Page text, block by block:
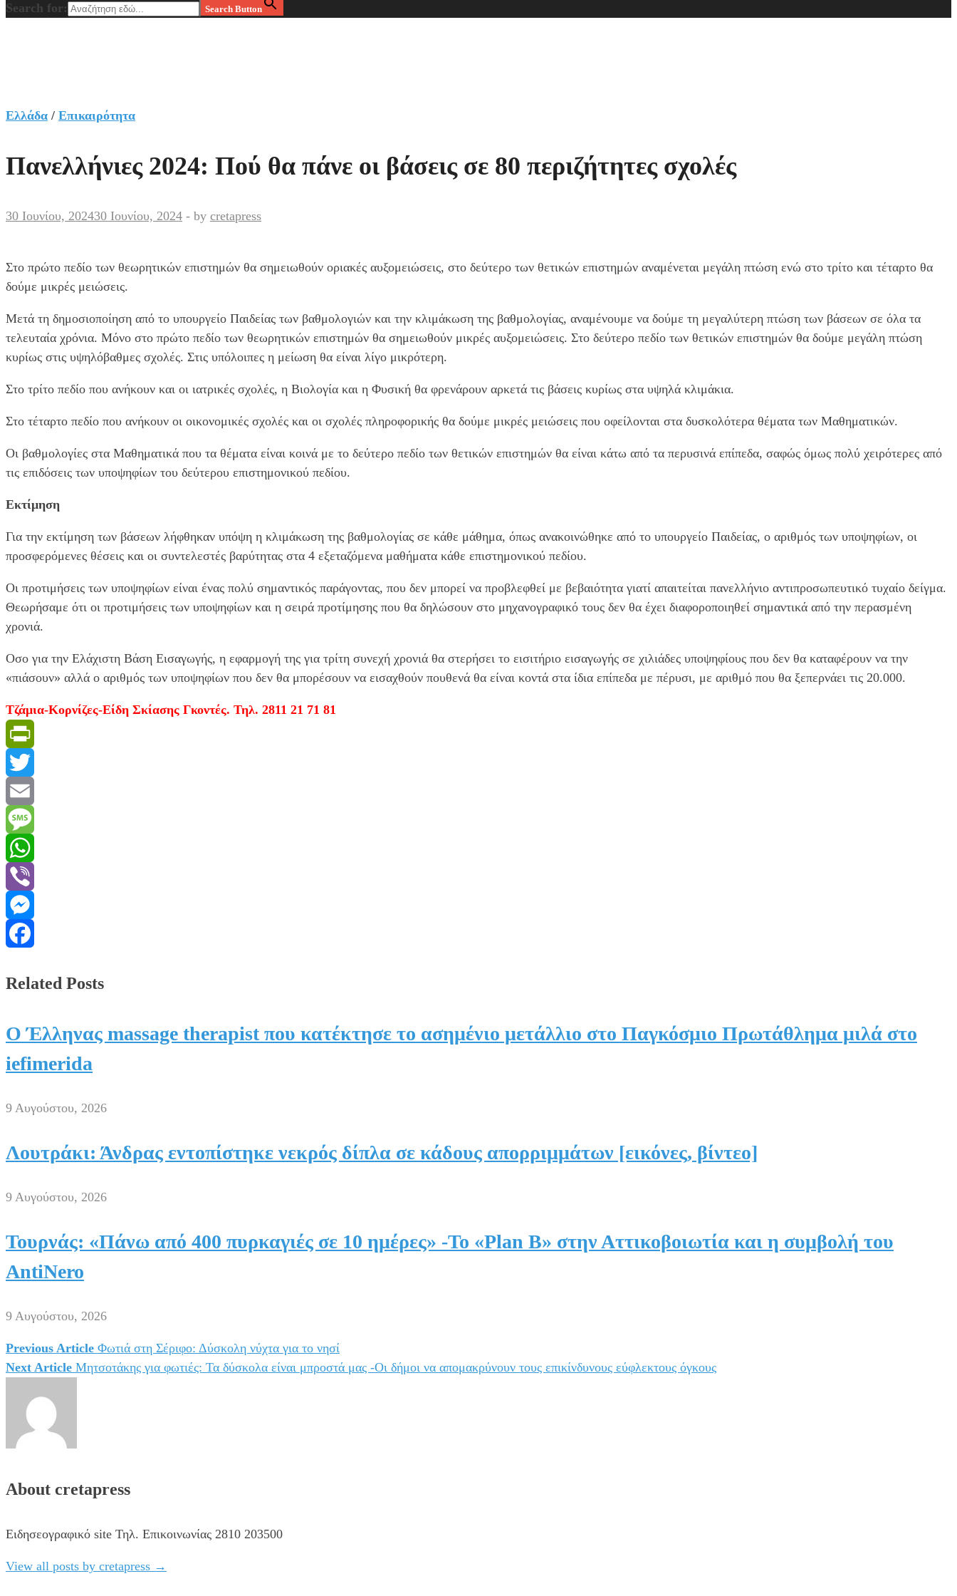
Search for: Search Button
Ελλάδα / Επικαιρότητα
Πανελλήνιες 2024: Πού θα πάνε οι βάσεις σε 80 περιζήτητες σχολές
30 Ιουνίου, 202430 Ιουνίου, 2024 - by cretapress
Στο πρώτο πεδίο των θεωρητικών επιστημών θα σημειωθούν οριακές αυξομειώσεις, στο δεύτερο των θετικών επιστημών αναμένεται μεγάλη πτώση ενώ στο τρίτο και τέταρτο θα
δούμε μικρές μειώσεις.
Μετά τη δημοσιοποίηση από το υπουργείο Παιδείας των βαθμολογιών και την κλιμάκωση της βαθμολογίας, αναμένουμε να δούμε τη μεγαλύτερη πτώση των βάσεων σε όλα τα
τελευταία χρόνια. Μόνο στο πρώτο πεδίο των θεωρητικών επιστημών θα σημειωθούν μικρές αυξομειώσεις. Στο δεύτερο πεδίο των θετικών επιστημών θα δούμε μεγάλη πτώση
κυρίως στις υψηλόβαθμες σχολές. Στις υπόλοιπες η μείωση θα είναι λίγο μικρότερη.
Στο τρίτο πεδίο που ανήκουν και οι ιατρικές σχολές, η Βιολογία και η Φυσική θα φρενάρουν αρκετά τις βάσεις κυρίως στα υψηλά κλιμάκια.
Στο τέταρτο πεδίο που ανήκουν οι οικονομικές σχολές και οι σχολές πληροφορικής θα δούμε μικρές μειώσεις που οφείλονται στα δυσκολότερα θέματα των Μαθηματικών.
Οι βαθμολογίες στα Μαθηματικά που τα θέματα είναι κοινά με το δεύτερο πεδίο των θετικών επιστημών θα είναι κάτω από τα περυσινά επίπεδα, σαφώς όμως πολύ χειρότερες από
τις επιδόσεις των υποψηφίων του δεύτερου επιστημονικού πεδίου.
Εκτίμηση
Για την εκτίμηση των βάσεων λήφθηκαν υπόψη η κλιμάκωση της βαθμολογίας σε κάθε μάθημα, όπως ανακοινώθηκε από το υπουργείο Παιδείας, ο αριθμός των υποψηφίων, οι
προσφερόμενες θέσεις και οι συντελεστές βαρύτητας στα 4 εξεταζόμενα μαθήματα κάθε επιστημονικού πεδίου.
Οι προτιμήσεις των υποψηφίων είναι ένας πολύ σημαντικός παράγοντας, που δεν μπορεί να προβλεφθεί με βεβαιότητα γιατί απαιτείται πανελλήνιο αντιπροσωπευτικό τυχαίο δείγμα.
Θεωρήσαμε ότι οι προτιμήσεις των υποψηφίων και η σειρά προτίμησης που θα δηλώσουν στο μηχανογραφικό τους δεν θα έχει διαφοροποιηθεί σημαντικά από την περασμένη
χρονιά.
Οσο για την Ελάχιστη Βάση Εισαγωγής, η εφαρμογή της για τρίτη συνεχή χρονιά θα στερήσει το εισιτήριο εισαγωγής σε χιλιάδες υποψηφίους που δεν θα καταφέρουν να την
«πιάσουν» αλλά ο αριθμός των υποψηφίων που δεν θα μπορέσουν να εισαχθούν πουθενά θα είναι κοντά στα ίδια επίπεδα με πέρυσι, με αριθμό που θα ξεπερνάει τις 20.000.
Τζάμια-Κορνίζες-Είδη Σκίασης Γκοντές. Τηλ. 2811 21 71 81
PrintFriendly
Twitter
Email
Message
WhatsApp
Viber
Messenger
Related Posts
Ο Έλληνας massage therapist που κατέκτησε το ασημένιο μετάλλιο στο Παγκόσμιο Πρωτάθλημα μιλά στο
iefimerida
9 Αυγούστου, 2026
Λουτράκι: Άνδρας εντοπίστηκε νεκρός δίπλα σε κάδους απορριμμάτων [εικόνες, βίντεο]
9 Αυγούστου, 2026
Τουρνάς: «Πάνω από 400 πυρκαγιές σε 10 ημέρες» -Το «Plan B» στην Αττικοβοιωτία και η συμβολή του
AntiNero
9 Αυγούστου, 2026
Πλοήγηση
Previous Article Φωτιά στη Σέριφο: Δύσκολη νύχτα για το νησί
Next Article Μητσοτάκης για φωτιές: Τα δύσκολα είναι μπροστά μας -Οι δήμοι να απομακρύνουν τους επικίνδυνους εύφλεκτους όγκους
About cretapress
Ειδησεογραφικό site Τηλ. Επικοινωνίας 2810 203500
View all posts by cretapress →